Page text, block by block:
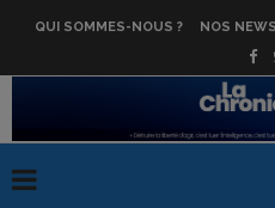
QUI SOMMES-NOUS ? NOS